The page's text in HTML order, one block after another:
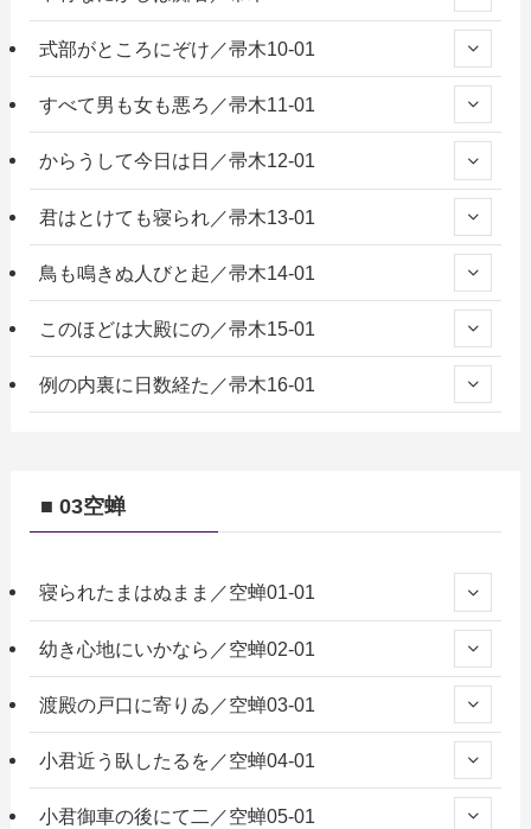
式部がところにぞけ／帚木10-01
すべて男も女も悪ろ／帚木11-01
からうして今日は日／帚木12-01
君はとけても寝られ／帚木13-01
鳥も鳴きぬ人びと起／帚木14-01
このほどは大殿にの／帚木15-01
例の内裏に日数経た／帚木16-01
■ 03空蝉
寝られたまはぬまま／空蝉01-01
幼き心地にいかなら／空蝉02-01
渡殿の戸口に寄りゐ／空蝉03-01
小君近う臥したるを／空蝉04-01
小君御車の後にて二／空蝉05-01